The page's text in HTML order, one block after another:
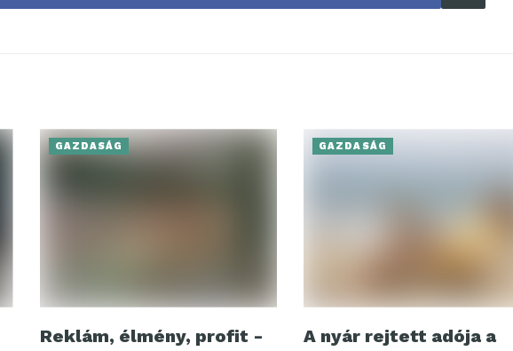
GAZDASÁG
Reklám, élmény, profit -
GAZDASÁG
A nyár rejtett adója a